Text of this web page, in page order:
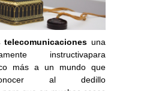
telecomunicaciones una
instructivapara
más a un mundo que
al dedillo